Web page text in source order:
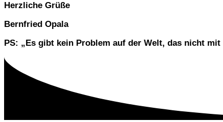
Herzliche Grüße
Bernfried Opala
PS: „Es gibt kein Problem auf der Welt, das nicht